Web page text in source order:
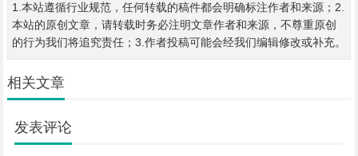
1.本站遵循行业规范，任何转载的稿件都会明确标注作者和来源；2.
本站的原创文章，请转载时务必注明文章作者和来源，不尊重原创
的行为我们将追究责任；3.作者投稿可能会经我们编辑修改或补充。
相关文章
发表评论